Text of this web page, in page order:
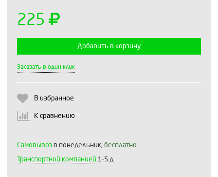
225
Добавить в корзину
Заказать в один клик
В избранное
К сравнению
Самовывоз в понедельник, бесплатно
Транспортной компанией 1-5 д